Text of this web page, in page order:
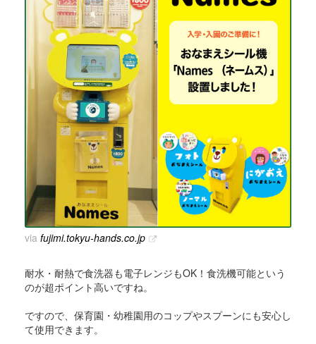
via fujimi.tokyu-hands.co.jp
耐水・耐熱で食洗器も電子レンジもOK！食洗機可能という
のが超ポイント高いですね。
ですので、保育園・幼稚園用のコップやスプーンにも安心し
て使用できます。